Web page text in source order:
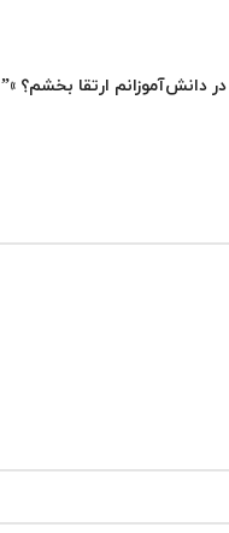
دانش‌آموزانم ارتقا بخشم؟ »”